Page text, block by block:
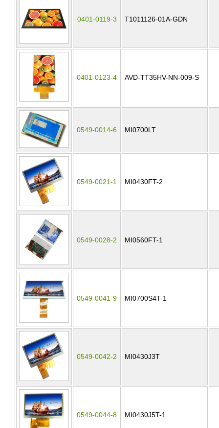
0401-0119-3 T1011126-01A-GDN
0401-0123-4 AVD-TT35HV-NN-009-S
0549-0014-6 MI0700LT
0549-0021-1 MI0430FT-2
0549-0028-2 MI0560FT-1
0549-0041-9 MI0700S4T-1
0549-0042-2 MI0430J3T
0549-0044-8 MI0430J5T-1